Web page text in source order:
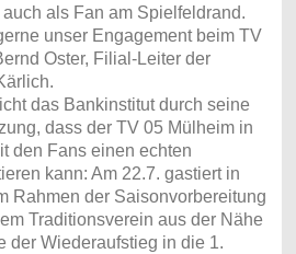
als Fan am Spielfeldrand.
unser Engagement beim TV
Oster, Filial-Leiter der
das Bankinstitut durch seine
dass der TV 05 Mülheim in
den Fans einen echten
kann: Am 22.7. gastiert in
Rahmen der Saisonvorbereitung
Traditionsverein aus der Nähe
der Wiederaufstieg in die 1.